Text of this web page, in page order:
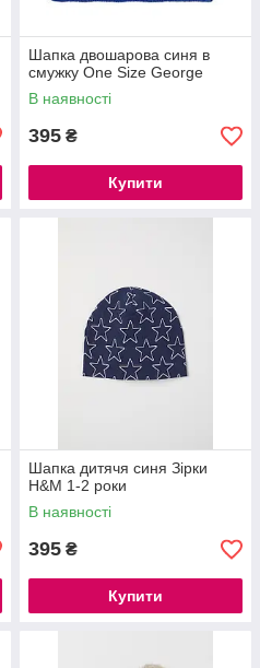
Шапка двошарова синя в
смужку One Size George
В наявності
395 ₴
Купити
Шапка дитячя синя Зірки
H&M 1-2 роки
В наявності
395 ₴
Купити